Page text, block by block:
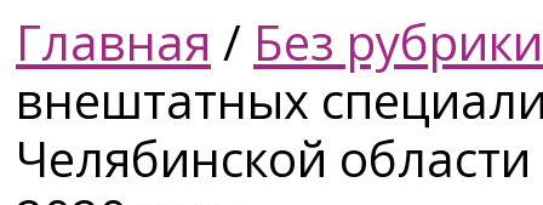
Главная / Без рубрики
внештатных
Челябинской